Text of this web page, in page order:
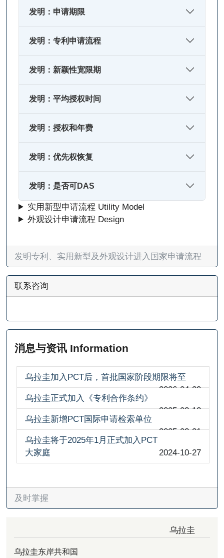
发明：申请期限
发明：专利申请流程
发明：新颖性宽限期
发明：平均授权时间
发明：授权和年费
发明：优先权恢复
发明：是否可DAS
实用新型申请流程 Utility Model
外观设计申请流程 Design
发明专利、实用新型及外观设计进入国家申请流程
联系咨询
消息与资讯 Information
乌拉圭加入PCT后，首批国家阶段期限将至
2026-04-29
乌拉圭正式加入《专利合作条约》
2025-03-12
乌拉圭新增PCT国际申请检索单位
2025-02-21
乌拉圭将于2025年1月正式加入PCT
大家庭
2024-10-27
及时掌握
乌拉圭
乌拉圭东岸共和国